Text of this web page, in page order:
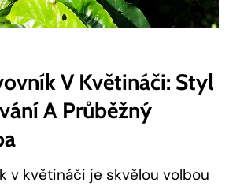
V Květináči: Styl
A Průběžný
v květináči je skvělou volbou